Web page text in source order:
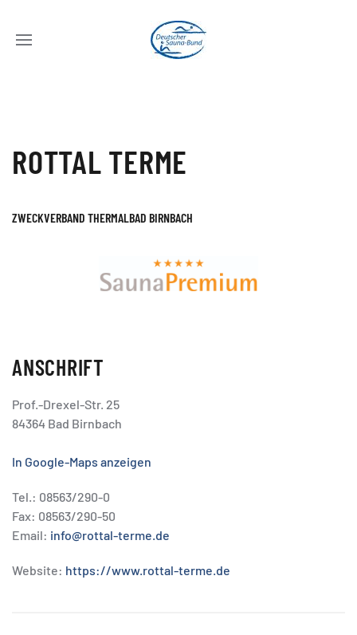
ROTTAL TERME
ZWECKVERBAND THERMALBAD BIRNBACH
ANSCHRIFT
Prof.-Drexel-Str. 25
84364 Bad Birnbach
In Google-Maps anzeigen
Tel.: 08563/290-0
Fax: 08563/290-50
Email: info@rottal-terme.de
Website: https://www.rottal-terme.de